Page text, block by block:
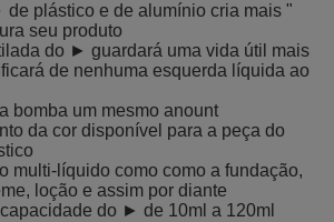
plástico e de alumínio cria mais "
seu produto
do ► guardará uma vida útil mais
de nenhuma esquerda líquida ao
bomba um mesmo anount
da cor disponível para a peça do
multi-líquido como como a fundação,
loção e assim por diante
do ► de 10ml a 120ml